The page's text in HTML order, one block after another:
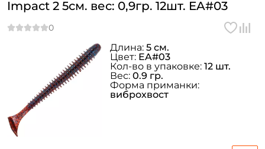
Impact 2 5см. вес: 0,9гр. 12шт. EA#03
Длина: 5 см.
Цвет: EA#03
Кол-во в упаковке: 12 шт.
Вес: 0.9 гр.
Форма приманки:
виброхвост